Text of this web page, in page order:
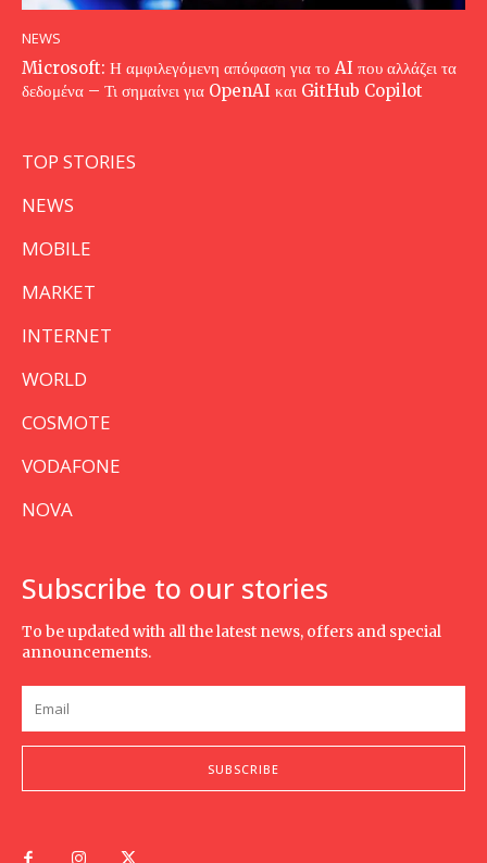
NEWS
Microsoft: Η αμφιλεγόμενη απόφαση για το AI που αλλάζει τα
δεδομένα – Τι σημαίνει για OpenAI και GitHub Copilot
TOP STORIES
NEWS
MOBILE
MARKET
INTERNET
WORLD
COSMOTE
VODAFONE
NOVA
Subscribe to our stories
To be updated with all the latest news, offers and special
announcements.
SUBSCRIBE